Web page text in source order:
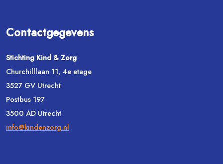
Contactgegevens
Stichting Kind & Zorg
Churchilllaan 11, 4e etage
3527 GV Utrecht
Postbus 197
3500 AD Utrecht
info@kindenzorg.nl